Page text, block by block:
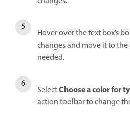
Hover over the text box’s
changes and move it to
needed.
SelectChoose a color for
action toolbar to change